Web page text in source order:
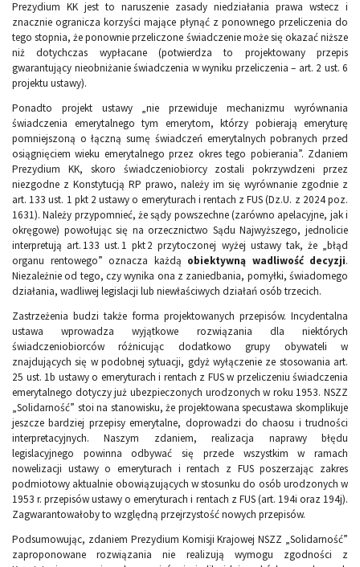
Prezydium KK jest to naruszenie zasady niedziałania prawa wstecz i
znacznie ogranicza korzyści mające płynąć z ponownego przeliczenia do
tego stopnia, że ponownie przeliczone świadczenie może się okazać niższe
niż dotychczas wypłacane (potwierdza to projektowany przepis
gwarantujący nieobniżanie świadczenia w wyniku przeliczenia – art. 2 ust. 6
projektu ustawy).
Ponadto projekt ustawy „nie przewiduje mechanizmu wyrównania
świadczenia emerytalnego tym emerytom, którzy pobierają emeryturę
pomniejszoną o łączną sumę świadczeń emerytalnych pobranych przed
osiągnięciem wieku emerytalnego przez okres tego pobierania”. Zdaniem
Prezydium KK, skoro świadczeniobiorcy zostali pokrzywdzeni przez
niezgodne z Konstytucją RP prawo, należy im się wyrównanie zgodnie z
art. 133 ust. 1 pkt 2 ustawy o emeryturach i rentach z FUS (Dz.U. z 2024 poz.
1631). Należy przypomnieć, że sądy powszechne (zarówno apelacyjne, jak i
okręgowe) powołując się na orzecznictwo Sądu Najwyższego, jednolicie
interpretują art. 133 ust. 1 pkt 2 przytoczonej wyżej ustawy tak, że „błąd
organu rentowego” oznacza każdą obiektywną wadliwość decyzji.
Niezależnie od tego, czy wynika ona z zaniedbania, pomyłki, świadomego
działania, wadliwej legislacji lub niewłaściwych działań osób trzecich.
Zastrzeżenia budzi także forma projektowanych przepisów. Incydentalna
ustawa wprowadza wyjątkowe rozwiązania dla niektórych
świadczeniobiorców różnicując dodatkowo grupy obywateli w
znajdujących się w podobnej sytuacji, gdyż wyłączenie ze stosowania art.
25 ust. 1b ustawy o emeryturach i rentach z FUS w przeliczeniu świadczenia
emerytalnego dotyczy już ubezpieczonych urodzonych w roku 1953. NSZZ
„Solidarność” stoi na stanowisku, że projektowana specustawa skomplikuje
jeszcze bardziej przepisy emerytalne, doprowadzi do chaosu i trudności
interpretacyjnych. Naszym zdaniem, realizacja naprawy błędu
legislacyjnego powinna odbywać się przede wszystkim w ramach
nowelizacji ustawy o emeryturach i rentach z FUS poszerzając zakres
podmiotowy aktualnie obowiązujących w stosunku do osób urodzonych w
1953 r. przepisów ustawy o emeryturach i rentach z FUS (art. 194i oraz 194j).
Zagwarantowałoby to względną przejrzystość nowych przepisów.
Podsumowując, zdaniem Prezydium Komisji Krajowej NSZZ „Solidarność”
zaproponowane rozwiązania nie realizują wymogu zgodności z